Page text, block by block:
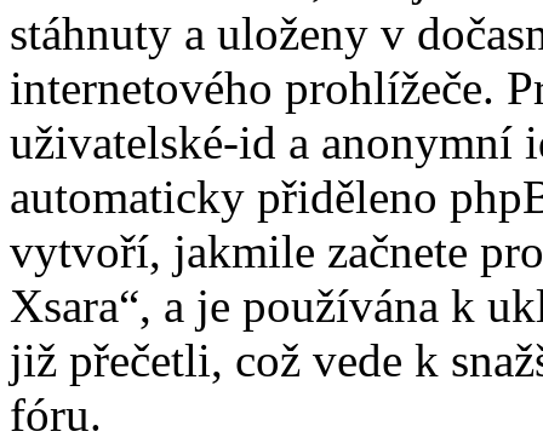
stáhnuty a uloženy v
internetového prohlížeče.
uživatelské-id a anonymní
automaticky přiděleno
vytvoří, jakmile začnete
Xsara“, a je používána k
již přečetli, což vede k
fóru.